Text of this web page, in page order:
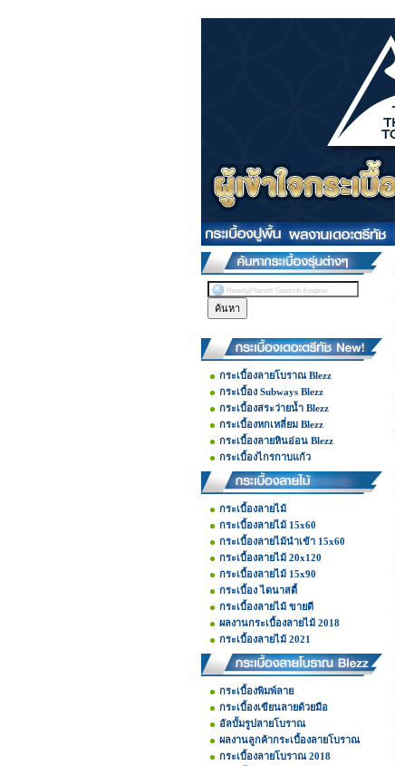
กระเบื้องลายโบราณ Blezz
กระเบื้อง Subways Blezz
กระเบื้องสระว่ายน้ำ Blezz
กระเบื้องหกเหลี่ยม Blezz
กระเบื้องลายหินอ่อน Blezz
กระเบื้องไกรกาบแก้ว
กระเบื้องลายไม้
กระเบื้องลายไม้ 15x60
กระเบื้องลายไม้นำเข้า 15x60
กระเบื้องลายไม้ 20x120
กระเบื้องลายไม้ 15x90
กระเบื้อง ไดนาสตี้
กระเบื้องลายไม้ ขายดี
ผลงานกระเบื้องลายไม้ 2018
กระเบื้องลายไม้ 2021
กระเบื้องพิมพ์ลาย
กระเบื้องเขียนลายด้วยมือ
อัลบั้มรูปลายโบราณ
ผลงานลูกค้ากระเบื้องลายโบราณ
กระเบื้องลายโบราณ 2018